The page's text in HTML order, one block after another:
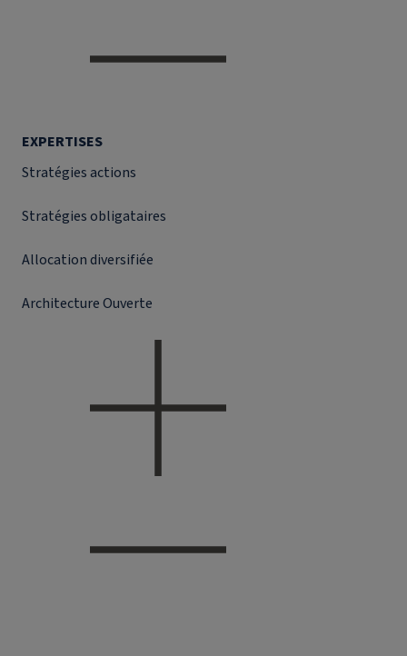
EXPERTISES
Stratégies actions
Stratégies obligataires
Allocation diversifiée
Architecture Ouverte